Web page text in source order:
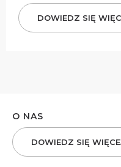
DOWIEDZ SIĘ
O NAS
DOWIEDZ SIĘ